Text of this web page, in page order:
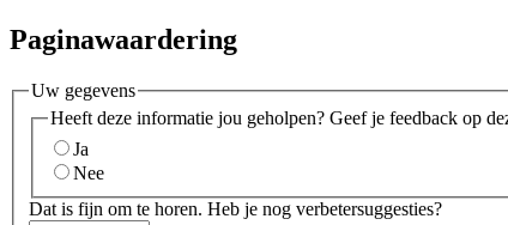
Paginawaardering
Uw gegevens
Heeft deze informatie jou geholpen? Geef je feedback op
Ja
Nee
Dat is fijn om te horen. Heb je nog verbetersuggesties?